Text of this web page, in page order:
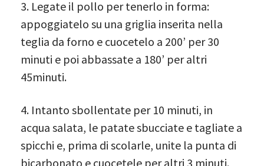
3. Legate il pollo per tenerlo in forma:
appoggiatelo su una griglia inserita nella
teglia da forno e cuocetelo a 200’ per 30
minuti e poi abbassate a 180’ per altri
45minuti.
4. Intanto sbollentate per 10 minuti, in
acqua salata, le patate sbucciate e tagliate a
spicchi e, prima di scolarle, unite la punta di
bicarbonato e cuocetele per altri 3 minuti.